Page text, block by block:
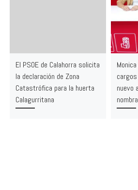
El PSOE de Calahorra solicita
la declaración de Zona
Catastrófica para la huerta
Calagurritana
nuevo